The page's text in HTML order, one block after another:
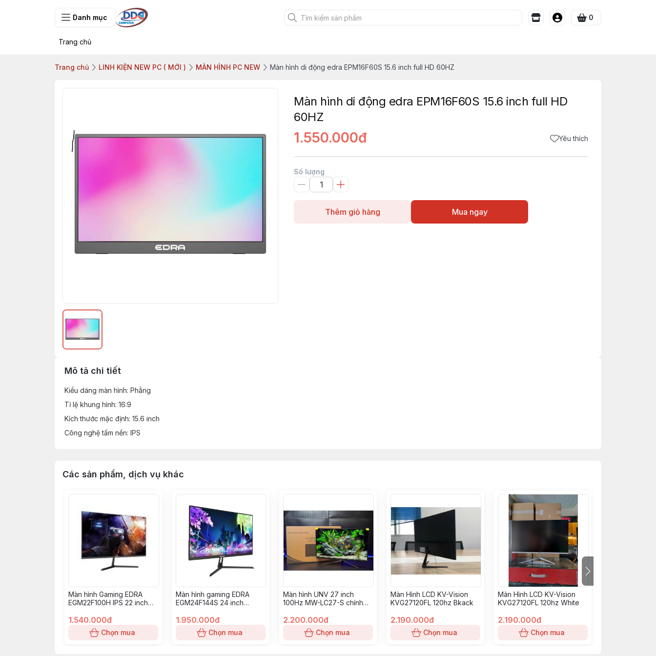
Danh mục 0
Trang chủ
Trang chủ LINH KIỆN NEW PC ( MỚI ) MÀN HÌNH PC NEW Màn hình di động edra EPM16F60S 15.6 inch full HD 60HZ
Màn hình di động edra EPM16F60S 15.6 inch full HD
60HZ
1.550.000đ Yêu thích
Số lượng
Thêm giỏ hàng Mua ngay
Mô tả chi tiết
Kiểu dáng màn hình: Phẳng
Tỉ lệ khung hình: 16:9
Kích thước mặc định: 15.6 inch
Công nghệ tấm nền: IPS
Các sản phẩm, dịch vụ khác
Màn hình Gaming EDRA
EGM22F100H IPS 22 inch
1.540.000đ
Chọn mua
Màn hình gaming EDRA
EGM24F144S 24 inch
1.950.000đ
Chọn mua
Màn hình UNV 27 inch
100Hz MW-LC27-S chính
2.200.000đ
Chọn mua
Màn Hình LCD KV-Vision
KVG27120FL 120hz Bkack
2.190.000đ
Chọn mua
Màn Hình LCD KV-Vision
KVG27120FL 120hz White
2.190.000đ
Chọn mua